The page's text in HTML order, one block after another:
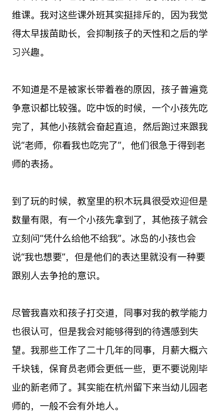
维课。我对这些课外班其实挺排斥的，因为我觉
得太早拔苗助长，会抑制孩子的天性和之后的学
习兴趣。
不知道是不是被家长带着卷的原因，孩子普遍竞
争意识都比较强。吃中饭的时候，一个小孩先吃
完了，其他小孩就会奋起直追，然后跑过来跟我
说“老师，你看我也吃完了”，他们很急于得到老
师的表扬。
到了玩的时候，教室里的积木玩具很受欢迎但是
数量有限，有一个小孩先拿到了，其他孩子就会
立刻问“凭什么给他不给我”。冰岛的小孩也会
说“我也想要”，但是他们的表达里就没有一种要
跟别人去争抢的意识。
尽管我喜欢和孩子打交道，同事对我的教学能力
也很认可，但是我会对能够得到的待遇感到失
望。我那些工作了二十几年的同事，月薪大概六
千块钱，保育员老师会更低一些，更不要说刚毕
业的新老师了。其实能在杭州留下来当幼儿园老
师的，一般不会有外地人。